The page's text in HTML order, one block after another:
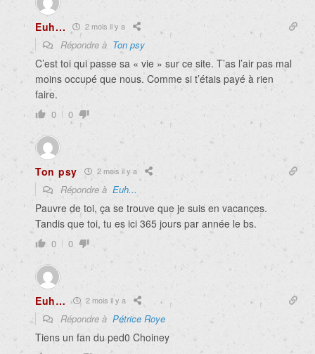
Euh... 2 mois il y a
Répondre à Ton psy
C’est toi qui passe sa « vie » sur ce site. T’as l’air pas mal
moins occupé que nous. Comme si t’étais payé à rien
faire.
0 0
Ton psy 2 mois il y a
Répondre à Euh...
Pauvre de toi, ça se trouve que je suis en vacances.
Tandis que toi, tu es ici 365 jours par année le bs.
0 0
Euh… 2 mois il y a
Répondre à Pétrice Roye
Tiens un fan du ped0 Choiney